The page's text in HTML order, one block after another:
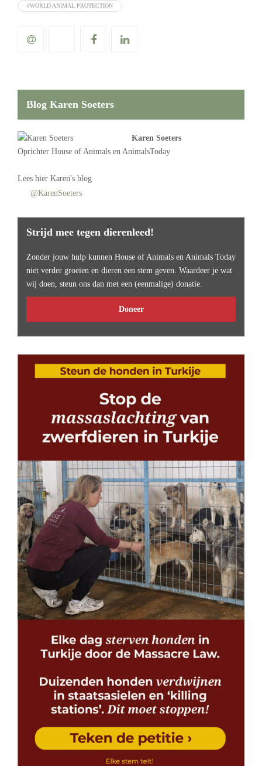
#WORLD ANIMAL PROTECTION
Blog Karen Soeters
Karen Soeters
Oprichter House of Animals en AnimalsToday
Lees hier Karen's blog
@KarenSoeters
Strijd mee tegen dierenleed!
Zonder jouw hulp kunnen House of Animals en Animals Today
niet verder groeien en dieren een stem geven. Waardeer je wat
wij doen, steun ons dan met een (eenmalige) donatie.
Doneer